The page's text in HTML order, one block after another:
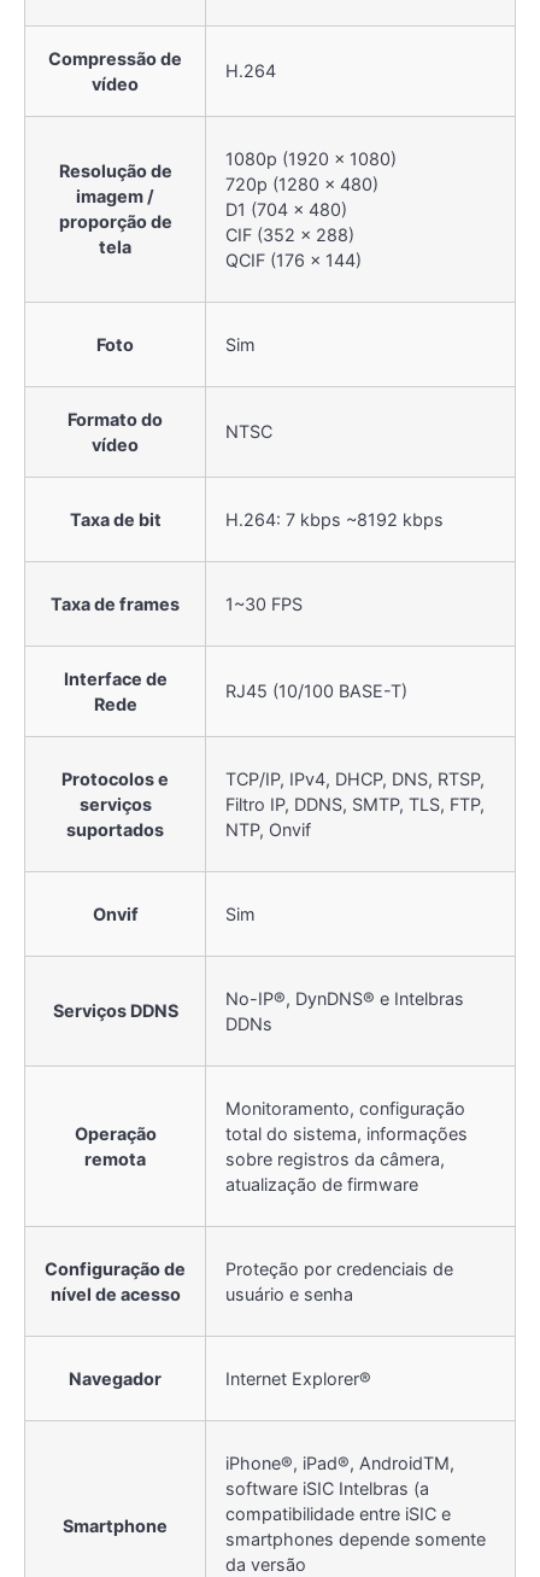
Compressão de
vídeo
H.264
Resolução de
imagem /
proporção de
tela
1080p (1920 × 1080)
720p (1280 × 480)
D1 (704 × 480)
CIF (352 × 288)
QCIF (176 × 144)
Foto Sim
Formato do
vídeo
NTSC
Taxa de bit H.264: 7 kbps ~8192 kbps
Taxa de frames 1~30 FPS
Interface de
Rede
RJ45 (10/100 BASE-T)
Protocolos e
serviços
suportados
TCP/IP, IPv4, DHCP, DNS, RTSP,
Filtro IP, DDNS, SMTP, TLS, FTP,
NTP, Onvif
Onvif Sim
Serviços DDNS
No-IP®, DynDNS® e Intelbras
DDNs
Operação
remota
Monitoramento, configuração
total do sistema, informações
sobre registros da câmera,
atualização de firmware
Configuração de
nível de acesso
Proteção por credenciais de
usuário e senha
Navegador Internet Explorer®
Smartphone
iPhone®, iPad®, AndroidTM,
software iSIC Intelbras (a
compatibilidade entre iSIC e
smartphones depende somente
da versão